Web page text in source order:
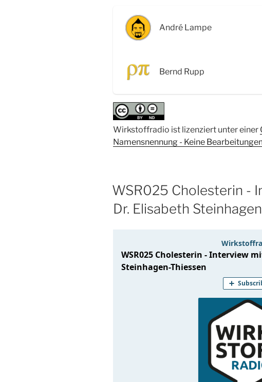
Statine,
Impfen
darüber
wird“
André Lampe
Bernd Rupp
Wirkstoffradio ist lizenziert unter einer
Namensnennung - Keine
WSR025 Cholesterin -
Dr. Elisabeth